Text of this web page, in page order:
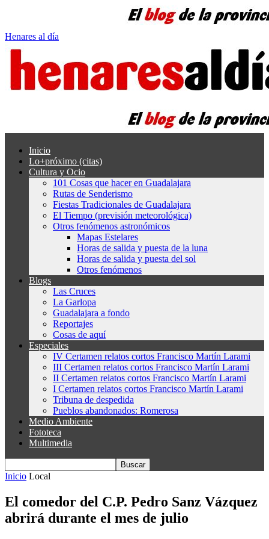
Henares al día
Inicio
Lo+próximo (citas)
Cultura y Ocio
101 Cosas que hacer en Guadalajara
Rutas de Senderismo
Fiestas Tradicionales de Guadalajara
El Tiempo (previsión meteorológica)
Otros fenómenos astronómicos
Mapas Estelares
Horas de salida y puesta de la luna
Horas de salida y puesta del sol
Otros fenómenos
Blogs
Las Cruces
La Garlopa
Guadalajara a fondo
Reportajes
Cosas de aquí
Especiales
IV Certamen relatos cortos Francisco Martín Larami
III Certamen relatos cortos Francisco Martín Larami
II Certamen relatos cortos Francisco Martín Larami
I Certamen relatos cortos Francisco Martín Larami
Tribuna de despedida
Pueblos abandonados: Romerosa
Medio Ambiente
Fototeca
Multimedia
Inicio Local
El comedor del C.P. Pedro Sanz Vázquez
abrirá durante el mes de julio